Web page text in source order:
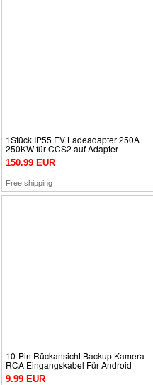
1Stück IP55 EV Ladeadapter 250A
250KW für CCS2 auf Adapter
Konverter
150.99 EUR
Free shipping
10-Pin Rückansicht Backup Kamera
RCA Eingangskabel Für Android
Auto Stereo Radio
9.99 EUR